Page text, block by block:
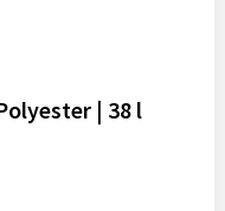
| 38 l